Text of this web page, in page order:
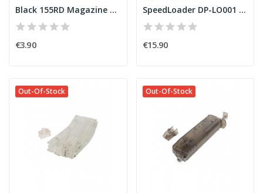
Black 155RD Magazine BB Loader [DragonPro]
€3.90
SpeedLoader DP-LO001 (1000rds) Tan [DragonPro]
€15.90
Out-Of-Stock Out-Of-Stock